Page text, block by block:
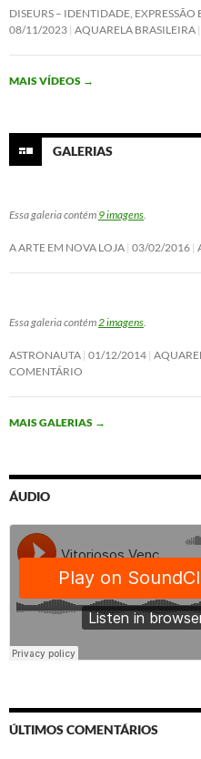
c
e
b
o
k
i
t
t
e
n
k
e
d
n
a
t
s
A
DISEURS – IDENTIDADE,
08/11/2023 AQUARELA BRASILEIRA
MAIS VÍDEOS →
GALERIAS
Essa galeria contém 9 imagens
A ARTE EM NOVA LOJA 03/02/2016
Essa galeria contém 2 imagens
ASTRONAUTA 01/12/2014
COMENTÁRIO
MAIS GALERIAS →
ÁUDIO
ÚLTIMOS COMENTÁRIOS